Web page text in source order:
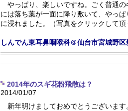
やっぱり、楽しいですね。ごく普通
には落ち葉が一面に降り敷いて、やっ
に浸れました。（写真をクリックして頂
しんでん東耳鼻咽喉科＠仙台市宮城野区
2014年のスギ花粉飛散は？
2014/01/07
新年明けましておめでとうございます